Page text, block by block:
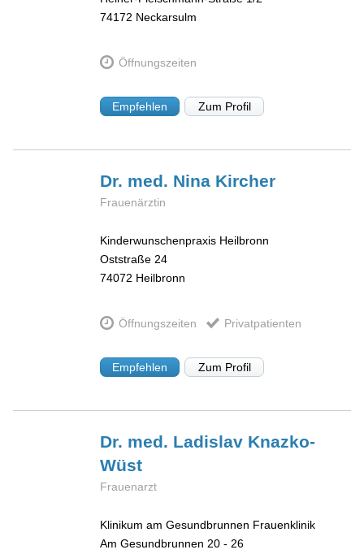
74172 Neckarsulm
Öffnungszeiten
Empfehlen Zum Profil
Dr. med. Nina Kircher
Frauenärztin
Kinderwunschenpraxis Heilbronn
Oststraße 24
74072 Heilbronn
Öffnungszeiten Privatpatienten
Empfehlen Zum Profil
Dr. med. Ladislav Knazko-
Wüst
Frauenarzt
Klinikum am Gesundbrunnen Frauenklinik
Am Gesundbrunnen 20 - 26